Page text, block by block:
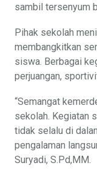
sambil tersenyum
Pihak sekolah
membangkitkan
siswa. Berbagai
perjuangan,
“Semangat
sekolah. Kegiatan
tidak selalu di
pengalaman
Suryadi, S.Pd,MM.